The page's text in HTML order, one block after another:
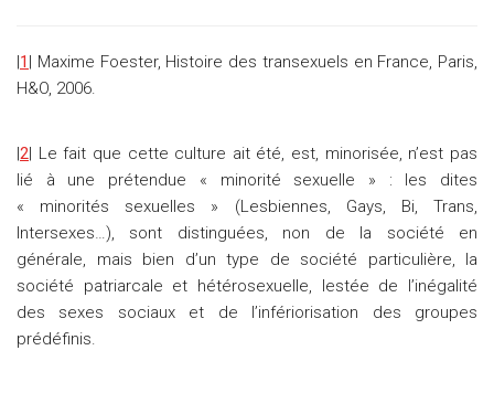
|1 | Maxime Foester, Histoire des transexuels en France, Paris,
H&O, 2006.
|2| Le fait que cette culture ait été, est, minorisée, n’est pas
lié à une prétendue « minorité sexuelle » : les dites
« minorités sexuelles » (Lesbiennes, Gays, Bi, Trans,
Intersexes…), sont distinguées, non de la société en
générale, mais bien d’un type de société particulière, la
société patriarcale et hétérosexuelle, lestée de l’inégalité
des sexes sociaux et de l’infériorisation des groupes
prédéfinis.